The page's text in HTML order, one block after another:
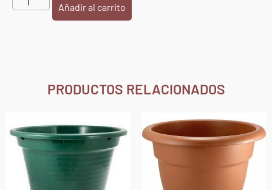
Añadir al carrito
PRODUCTOS RELACIONADOS